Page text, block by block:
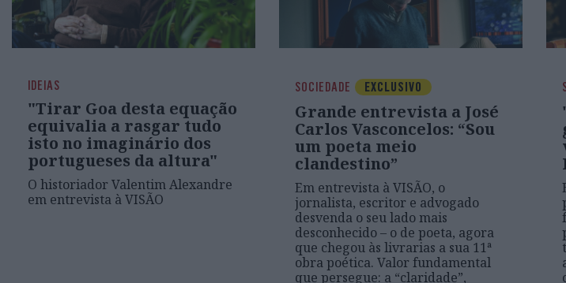
IDEIAS
"Tirar Goa desta equação
equivalia a rasgar tudo
isto no imaginário dos
portugueses da altura"
O historiador Valentim Alexandre
em entrevista à VISÃO
SOCIEDADE EXCLUSIVO
Grande entrevista a José
Carlos Vasconcelos: “Sou
um poeta meio
clandestino”
Em entrevista à VISÃO, o
jornalista, escritor e advogado
desvenda o seu lado mais
desconhecido – o de poeta, agora
que chegou às livrarias a sua 11ª
obra poética. Valor fundamental
que persegue: a “claridade”,